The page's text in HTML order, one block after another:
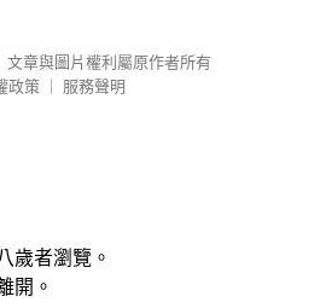
文章與圖片權利屬原作者所有
政策
服務聲明
歲者瀏覽。
開。